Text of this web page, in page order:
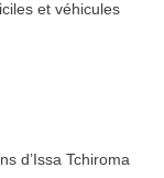
et véhicules
d’Issa Tchiroma